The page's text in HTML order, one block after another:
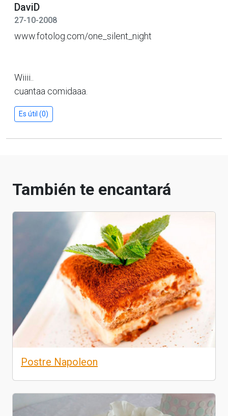
DaviD
27-10-2008
www.fotolog.com/one_silent_night
Wiiii..
cuantaa comidaaa.
Es útil (0)
También te encantará
Postre Napoleon